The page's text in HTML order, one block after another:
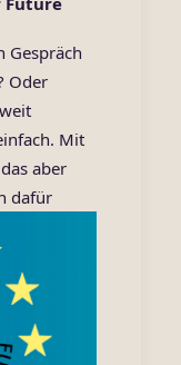
Gespräch
Oder
Mit
aber
dafür